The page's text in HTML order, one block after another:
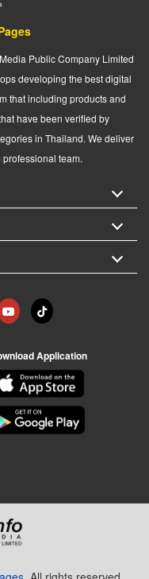
Public Company Limited
developing the best digital
that including products and
have been verified by
in Thailand. We deliver
team.
Application